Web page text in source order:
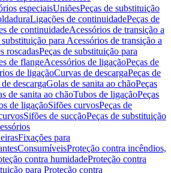
especiaisUniõesPeças de substituição
Ligações de continuidadePeças de
de continuidadeAcessórios de transição a
substituição para Acessórios de transição a
roscadasPeças de substituição para
de flangeAcessórios de ligaçãoPeças de
de ligaçãoCurvas de descargaPeças de
descargaGolas de sanita ao chãoPeças
de sanita ao chãoTubos de ligaçãoPeças
de ligaçãoSifões curvosPeças de
Sifões de sucçãoPeças de substituição
Fixações para
ConsumíveisProteção contra incêndios,
contra humidadeProteção contra
para Proteção contra